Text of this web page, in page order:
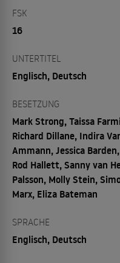
FSK
16
UNTERTITEL
Englisch, Deutsch
BESETZUNG
Mark Strong, Taissa
Richard Dillane, Indira
Ammann, Jessica
Rod Hallett, Sanny van
Palsson, Molly Stein,
Marx, Eliza Bateman
SPRACHE
Englisch, Deutsch